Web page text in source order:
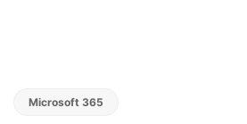
Microsoft 365